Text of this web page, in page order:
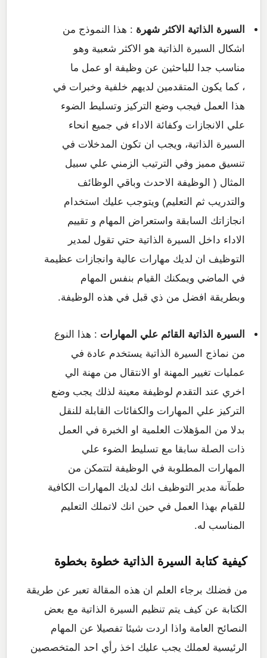
السيرة الذاتية الاكثر شهرة : هذا النموذج من
اشكال السيرة الذاتية هو الاكثر شعبية وهو
مناسب جدا للباحثين عن وظيفة او عمل ما
، كما يكون المتقدمين لديهم خلفية وخبرات في
هذا العمل فيجب وضع التركيز وتسليط الضوء
علي الانجازات وكفائة الاداء في جميع انحاء
السيرة الذاتية، ويجب ان تكون المدخلات في
تنسيق مميز وفي الترتيب الزمني علي سبيل
المثال ( الوظيفة الاحدث وباقي الوظائف
والتدريب ثم التعليم) ويتوجب عليك استخدام
انجازاتك السابقة واستعراض المهام و تقييم
الاداء داخل السيرة الذاتية حتي تقول لمدير
التوظيف ان لديك مهارات عالية وانجازات عظيمة
في الماضي ويمكنك القيام بنفس المهام
وبطريقة افضل من ذي قبل في هذه الوظيفة.
السيرة الذاتية القائم علي المهارات : هذا النوع
من نماذج السيرة الذاتية يستخدم عادة في
عمليات تغيير المهنة او الانتقال من مهنة الي
اخري عند التقدم لوظيفة معينة لذلك يجب وضع
التركيز علي المهارات والكفائات القابلة للنقل
بدلا من المؤهلات العلمية او الخبرة في العمل
ذات الصلة سابقا مع تسليط الضوء علي
المهارات المطلوبة في الوظيفة لتتمكن من
طمآنة مدير التوظيف انك لديك المهارات الكافية
للقيام بهذا العمل في حين انك لاتملك التعليم
المناسب له.
كيفية كتابة السيرة الذاتية خطوة بخطوة
من فضلك برجاء العلم ان هذه المقالة تعبر عن طريقة
الكتابة عن كيف يتم تنظيم السيرة الذاتية مع بعض
النصائح العامة واذا اردت شيئا تفصيلا عن المهام
الرئيسية لعملك يجب عليك اخذ رأي احد المتخصصين